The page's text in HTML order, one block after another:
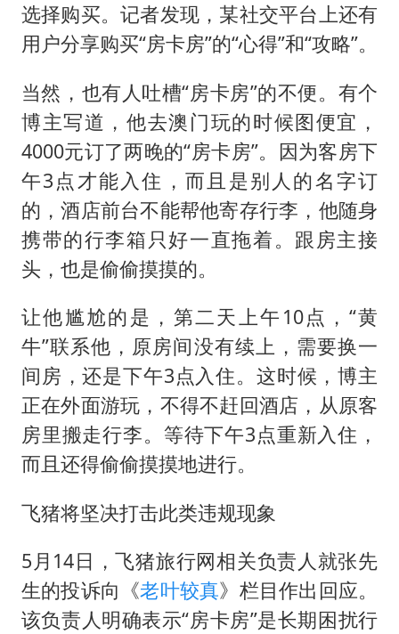
选择购买。记者发现，某社交平台上还有
用户分享购买“房卡房”的“心得”和“攻略”。
当然，也有人吐槽“房卡房”的不便。有个
博主写道，他去澳门玩的时候图便宜，
4000元订了两晚的“房卡房”。因为客房下
午3点才能入住，而且是别人的名字订
的，酒店前台不能帮他寄存行李，他随身
携带的行李箱只好一直拖着。跟房主接
头，也是偷偷摸摸的。
让他尴尬的是，第二天上午10点，“黄
牛”联系他，原房间没有续上，需要换一
间房，还是下午3点入住。这时候，博主
正在外面游玩，不得不赶回酒店，从原客
房里搬走行李。等待下午3点重新入住，
而且还得偷偷摸摸地进行。
飞猪将坚决打击此类违规现象
5月14日，飞猪旅行网相关负责人就张先
生的投诉向《老叶较真》栏目作出回应。
该负责人明确表示“房卡房”是长期困扰行